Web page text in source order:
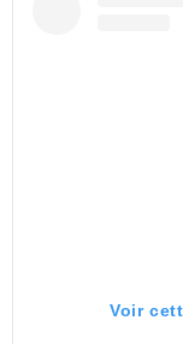
Voir